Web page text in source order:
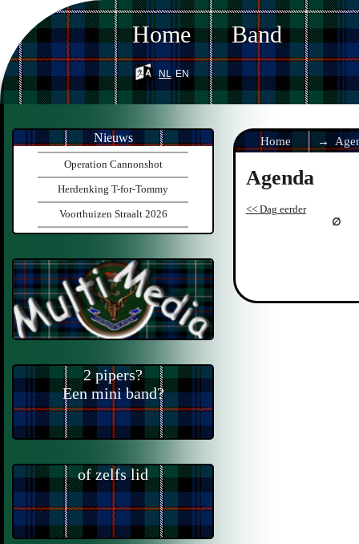
Home Band
nl en
Home
Agenda
<< Dag eerder
Nieuws
Operation Cannonshot
Herdenking T-for-Tommy
Voorthuizen Straalt 2026
2 pipers?
Een mini band?
of zelfs lid